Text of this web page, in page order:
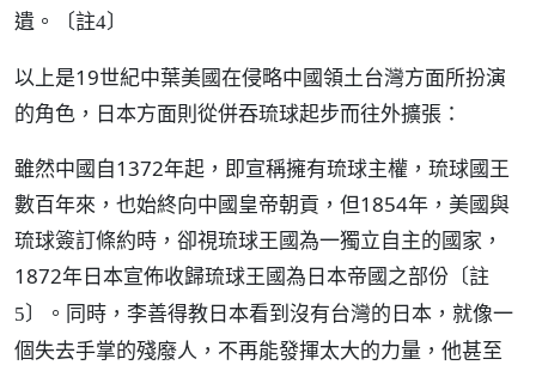
遺。
〔註4〕
以上是19世紀中葉美國在侵略中國領土台灣方面所扮演
的角色，日本方面則從併吞琉球起步而往外擴張：
雖然中國自1372年起，即宣稱擁有琉球主權，琉球國王
數百年來，也始終向中國皇帝朝貢，但1854年，美國與
琉球簽訂條約時，卻視琉球王國為一獨立自主的國家，
1872年日本宣佈收歸琉球王國為日本帝國之部份 〔註
5〕
。同時，李善得教日本看到沒有台灣的日本，就像一
個失去手掌的殘廢人，不再能發揮太大的力量，他甚至